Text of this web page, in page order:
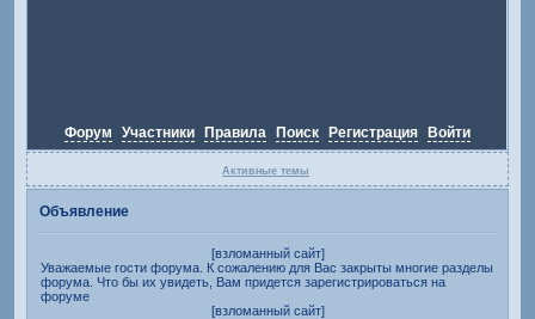
Форум Участники Правила Поиск Регистрация Войти
Активные темы
Объявление
[взломанный сайт]
Уважаемые гости форума. К сожалению для Вас закрыты многие разделы
форума. Что бы их увидеть, Вам придется зарегистрироваться на
форуме
[взломанный сайт]